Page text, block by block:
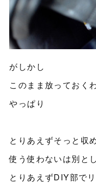
がしかし
このまま放っておく
やっぱり
とりあえずそっと収
使う使わないは別と
とりあえずDIY部で